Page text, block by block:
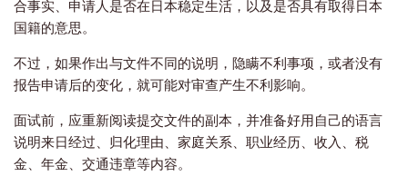
合事实、申请人是否在日本稳定生活，以及是否具有取得日本
国籍的意思。
不过，如果作出与文件不同的说明，隐瞒不利事项，或者没有
报告申请后的变化，就可能对审查产生不利影响。
面试前，应重新阅读提交文件的副本，并准备好用自己的语言
说明来日经过、归化理由、家庭关系、职业经历、收入、税
金、年金、交通违章等内容。